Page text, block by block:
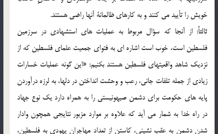
خويش را تأييد مي كنند و به كارهاي ظالمانة آنها راضي هستند.
ثالثاً: از آنجا كه سؤال مربوط به عمليات هاي استشهادي در سرزمين
فلسطين است، خوب است اشاره اي به فتواي جمعيت علماي فلسطين كه از
نزديك شاهد واقعيتهاي فلسطين هستند بکنيم: «اين گونه عمليات خسارات
زيادي از جمله تلفات جاني، رعب و وحشت انداختن در دلها، به لرزه درآوردن
پايه هاي حكومت براي دشمن صيهونيستي را به همراه دارد يك نوع جهاد
در راه خدا به شمار مي آيد كه علاوه بر موارد مزبور نتايجي همچون وادار
شدن دشمن به عقب نشيني، كاستن از تعداد مهاجران يهودي به فلسطين،